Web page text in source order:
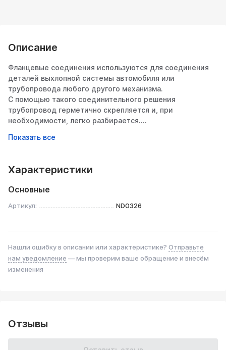
Описание
Фланцевые соединения используются для соединения
деталей выхлопной системы автомобиля или
трубопровода любого другого механизма.
С помощью такого соединительного решения
трубопровод герметично скрепляется и, при
необходимости, легко разбирается.
из двух овальных фланцев и прокладки между ними, и
Характеристики
Основные
Артикул: ND0326
Нашли ошибку в описании или характеристике? Отправьте
нам уведомление — мы проверим ваше обращение и внесём
изменения
Отзывы